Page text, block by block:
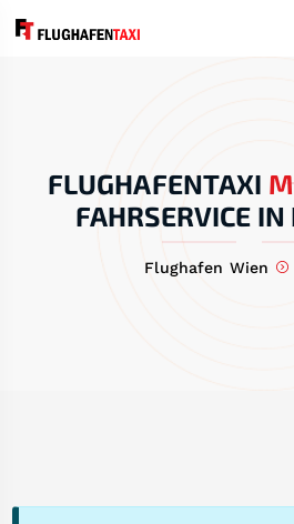
FLUGHAFENTAXI
FAHRSERVICE
Flughafen Wien